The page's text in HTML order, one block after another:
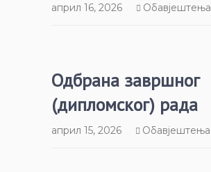
април 16, 2026 Обавјештења
Одбрана завршног
(дипломског) рада
април 15, 2026 Обавјештења